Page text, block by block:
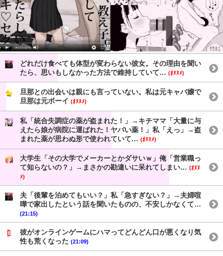
どれだけ食べても体型が変わらない彼女。その理由を聞い
たら、思いもしなかった方法で維持していて… (ｵﾇﾇﾒ)
旦那との出会いは親にも言っていない。私は元キャバ嬢で
旦那は元ボーイ (ｵﾇﾇﾒ)
私「統合失調症の薬が盗まれた！」→キチママ「大量に与
えたら娘が病院に運ばれた！ヤバい薬！」私「えっ」→盗
まれた薬が思わぬ形で使われていて… (ｵﾇﾇﾒ)
大学生「その大学でメーカーとかダサいｗ」俺「営業職っ
て知らないの？」→まさかの勘違いに呆れてしまい… (ｵﾇﾇ
ﾒ)
夫「後輩を泊めてもいい？」私「急すぎない？」→夫婦喧
嘩で家出したという話を聞いたものの、不安しかなくて…
(21:15)
彼がオンラインゲームにハマってどんどん口が悪くなり気
性も荒くなった (21:09)